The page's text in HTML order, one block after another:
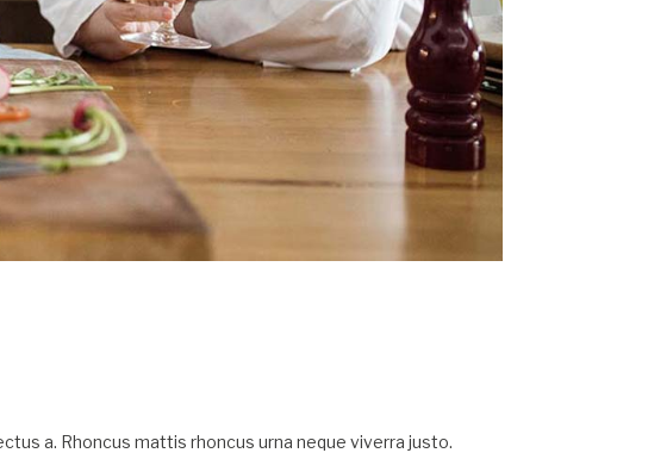
a. Rhoncus mattis rhoncus urna neque viverra justo.